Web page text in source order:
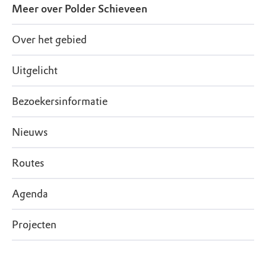
Meer over Polder Schieveen
Over het gebied
Uitgelicht
Bezoekersinformatie
Nieuws
Routes
Agenda
Projecten